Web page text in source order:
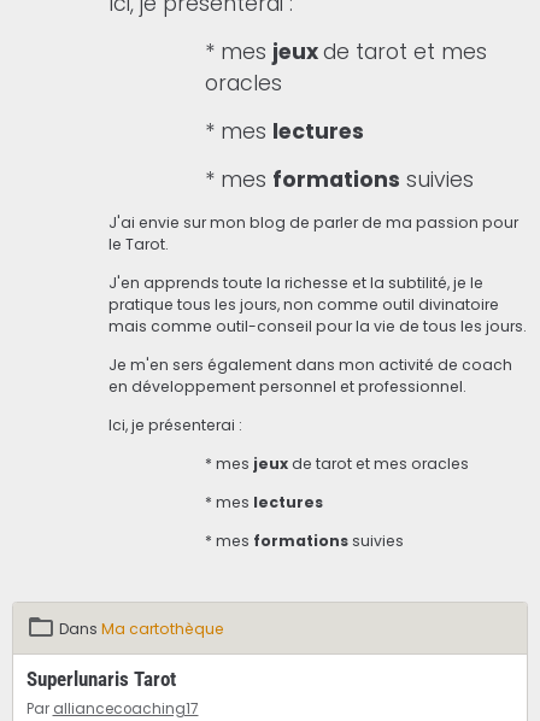
* mes jeuxde tarot et mes
oracles
* mes lectures
* mes formations suivies
J'ai envie sur mon blog de parler de ma passion pour
le Tarot.
J'en apprends toute la richesse et la subtilité, je le
pratique tous les jours, non comme outil divinatoire
mais comme outil-conseil pour la vie de tous les jours.
Je m'en sers également dans mon activité de coach
en développement personnel et professionnel.
Ici, je présenterai :
* mes jeuxde tarot et mes oracles
* mes lectures
* mes formationssuivies
Dans Ma cartothèque
Superlunaris Tarot
Par alliancecoaching17